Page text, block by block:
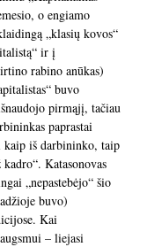
o engiamo
„klasių kovos“
ir į
rabino anūkas)
buvo
pirmąjį, tačiau
paprastai
kaip iš darbininko, taip
Katasonovas
„nepastebėjo“ šio
buvo)
Kai
– liejasi